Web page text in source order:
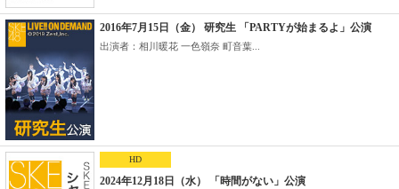
2016年7月15日（金） 研究生 「PARTYが始まるよ」公演
出演者：相川暖花 一色嶺奈 町音葉...
HD
2024年12月18日（水） 「時間がない」公演